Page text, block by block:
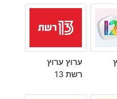
ערוץ ערוץ
רשת 13